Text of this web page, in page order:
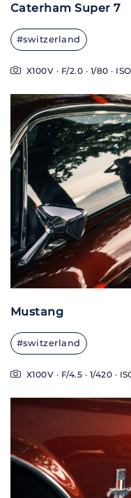
Caterham Super 7
#switzerland
X100V · F/2.0 · 1/80 ·
Mustang
#switzerland
X100V · F/4.5 · 1/420 ·